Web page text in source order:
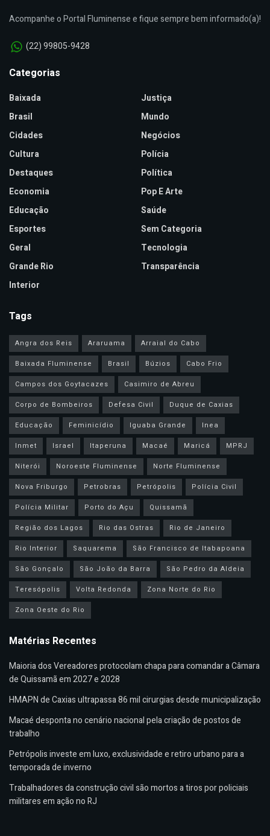
Acompanhe o Portal Fluminense e fique sempre bem informado(a)!
(22) 99805-9428
Categorias
Baixada
Brasil
Cidades
Cultura
Destaques
Economia
Educação
Esportes
Geral
Grande Rio
Interior
Justiça
Mundo
Negócios
Polícia
Política
Pop E Arte
Saúde
Sem Categoria
Tecnologia
Transparência
Tags
Angra dos Reis Araruama
Arraial do Cabo
Baixada Fluminense
Brasil Búzios
Cabo Frio
Campos dos Goytacazes
Casimiro de Abreu
Corpo de Bombeiros
Defesa Civil
Duque de Caxias
Educação
Feminicídio Iguaba Grande
Inea
Inmet
Israel Itaperuna Macaé Maricá
MPRJ
Niterói
Noroeste Fluminense
Norte Fluminense
Nova Friburgo
Petrobras Petrópolis
Polícia Civil
Polícia Militar
Porto do Açu
Quissamã
Região dos Lagos
Rio das Ostras
Rio de Janeiro
Rio Interior
Saquarema
São Francisco de Itabapoana
São Gonçalo
São João da Barra
São Pedro da Aldeia
Teresópolis
Volta Redonda
Zona Norte do Rio
Zona Oeste do Rio
Matérias Recentes
Maioria dos Vereadores protocolam chapa para comandar a Câmara
de Quissamã em 2027 e 2028
HMAPN de Caxias ultrapassa 86 mil cirurgias desde municipalização
Macaé desponta no cenário nacional pela criação de postos de
trabalho
Petrópolis investe em luxo, exclusividade e retiro urbano para a
temporada de inverno
Trabalhadores da construção civil são mortos a tiros por policiais
militares em ação no RJ